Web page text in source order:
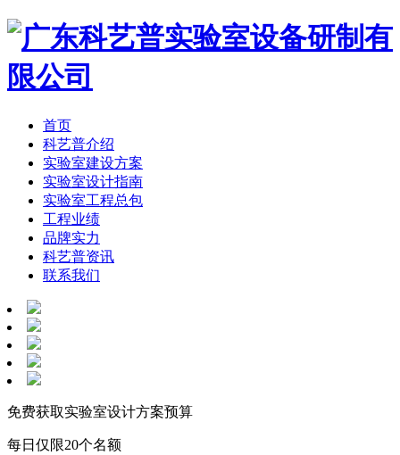
首页
科艺普介绍
实验室建设方案
实验室设计指南
实验室工程总包
工程业绩
品牌实力
科艺普资讯
联系我们
免费获取实验室设计方案预算
每日仅限20个名额